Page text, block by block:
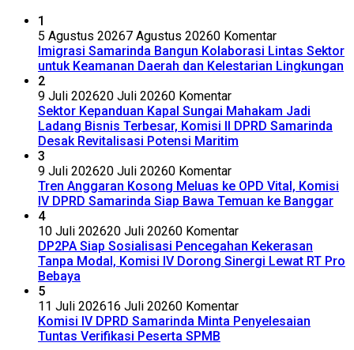
1
5 Agustus 20267 Agustus 20260 Komentar
Imigrasi Samarinda Bangun Kolaborasi Lintas Sektor
untuk Keamanan Daerah dan Kelestarian Lingkungan
2
9 Juli 202620 Juli 20260 Komentar
Sektor Kepanduan Kapal Sungai Mahakam Jadi
Ladang Bisnis Terbesar, Komisi II DPRD Samarinda
Desak Revitalisasi Potensi Maritim
3
9 Juli 202620 Juli 20260 Komentar
Tren Anggaran Kosong Meluas ke OPD Vital, Komisi
IV DPRD Samarinda Siap Bawa Temuan ke Banggar
4
10 Juli 202620 Juli 20260 Komentar
DP2PA Siap Sosialisasi Pencegahan Kekerasan
Tanpa Modal, Komisi IV Dorong Sinergi Lewat RT Pro
Bebaya
5
11 Juli 202616 Juli 20260 Komentar
Komisi IV DPRD Samarinda Minta Penyelesaian
Tuntas Verifikasi Peserta SPMB